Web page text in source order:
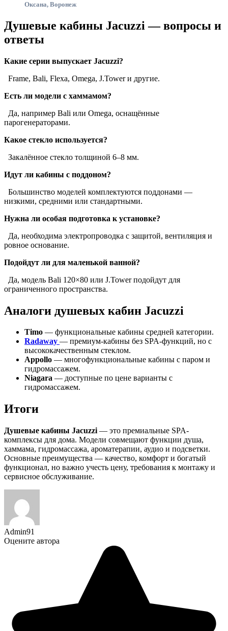
Оксана, Воронеж
Душевые кабины Jacuzzi — вопросы и
ответы
Какие серии выпускает Jacuzzi?
Frame, Bali, Flexa, Omega, J.Tower и другие.
Есть ли модели с хаммамом?
Да, например Bali или Omega, оснащённые
парогенераторами.
Какое стекло используется?
Закалённое стекло толщиной 6–8 мм.
Идут ли кабины с поддоном?
Большинство моделей комплектуются поддонами —
низкими, средними или стандартными.
Нужна ли особая подготовка к установке?
Да, необходима электропроводка с защитой, вентиляция и
ровное основание.
Подойдут ли для маленькой ванной?
Да, модель Bali 120×80 или J.Tower подойдут для
ограниченного пространства.
Аналоги душевых кабин Jacuzzi
Timo — функциональные кабины средней категории.
Radaway — премиум-кабины без SPA-функций, но с
высококачественным стеклом.
Appollo — многофункциональные кабины с паром и
гидромассажем.
Niagara — доступные по цене варианты с
гидромассажем.
Итоги
Душевые кабины Jacuzzi — это премиальные SPA-
комплексы для дома. Модели совмещают функции душа,
хаммама, гидромассажа, ароматерапии, аудио и подсветки.
Основные преимущества — качество, комфорт и богатый
функционал, но важно учесть цену, требования к монтажу и
сервисное обслуживание.
Admin91
Оцените автора